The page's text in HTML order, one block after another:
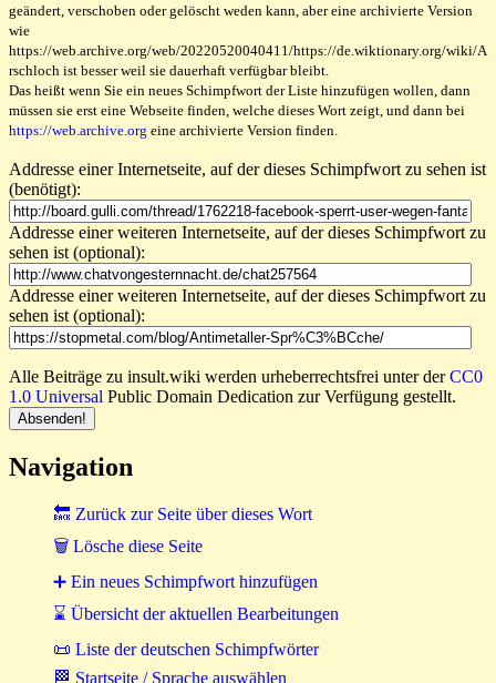
geändert, verschoben oder gelöscht weden kann, aber eine archivierte Version
wie
https://web.archive.org/web/20220520040411/https://de.wiktionary.org/wiki/A
rschloch ist besser weil sie dauerhaft verfügbar bleibt.
Das heißt wenn Sie ein neues Schimpfwort der Liste hinzufügen wollen, dann
müssen sie erst eine Webseite finden, welche dieses Wort zeigt, und dann bei
https://web.archive.org eine archivierte Version finden.
Addresse einer Internetseite, auf der dieses Schimpfwort zu sehen ist
(benötigt):
Addresse einer weiteren Internetseite, auf der dieses Schimpfwort zu
sehen ist (optional):
Addresse einer weiteren Internetseite, auf der dieses Schimpfwort zu
sehen ist (optional):
Alle Beiträge zu insult.wiki werden urheberrechtsfrei unter derCC0
1.0 Universal Public Domain Dedication zur Verfügung gestellt.
Navigation
🔙 Zurück zur Seite über dieses Wort
🗑 Lösche diese Seite
➕ Ein neues Schimpfwort hinzufügen
⌛ Übersicht der aktuellen Bearbeitungen
📜 Liste der deutschen Schimpfwörter
🏁 Startseite / Sprache auswählen